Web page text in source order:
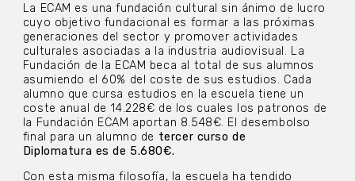
La ECAM es una fundación cultural sin ánimo de lucro
cuyo objetivo fundacional es formar a las próximas
generaciones del sector y promover actividades
culturales asociadas a la industria audiovisual. La
Fundación de la ECAM beca al total de sus alumnos
asumiendo el 60% del coste de sus estudios. Cada
alumno que cursa estudios en la escuela tiene un
coste anual de 14.228€ de los cuales los patronos de
la Fundación ECAM aportan 8.548€. El desembolso
final para un alumno de tercer curso de
Diplomatura es de 5.680€.
Con esta misma filosofía, la escuela ha tendido